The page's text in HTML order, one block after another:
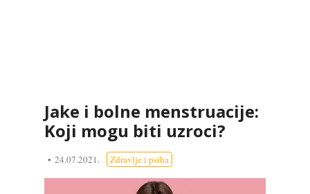
Jake i bolne menstruacije:
Koji mogu biti uzroci?
24.07.2021. Zdravlje i psiha